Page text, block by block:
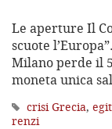
Le aperture Il
scuote
Milano perde il
moneta unica
crisi Grecia,
renzi